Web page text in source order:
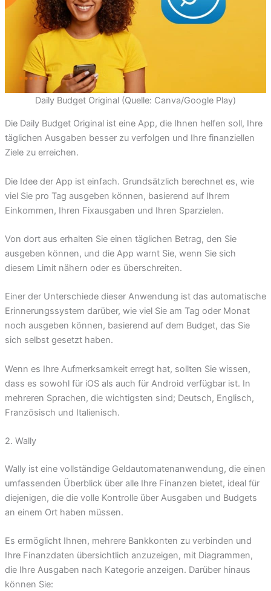
Daily Budget Original (Quelle: Canva/Google Play)
Die Daily Budget Original ist eine App, die Ihnen helfen soll, Ihre
täglichen Ausgaben besser zu verfolgen und Ihre finanziellen
Ziele zu erreichen.
Die Idee der App ist einfach. Grundsätzlich berechnet es, wie
viel Sie pro Tag ausgeben können, basierend auf Ihrem
Einkommen, Ihren Fixausgaben und Ihren Sparzielen.
Von dort aus erhalten Sie einen täglichen Betrag, den Sie
ausgeben können, und die App warnt Sie, wenn Sie sich
diesem Limit nähern oder es überschreiten.
Einer der Unterschiede dieser Anwendung ist das automatische
Erinnerungssystem darüber, wie viel Sie am Tag oder Monat
noch ausgeben können, basierend auf dem Budget, das Sie
sich selbst gesetzt haben.
Wenn es Ihre Aufmerksamkeit erregt hat, sollten Sie wissen,
dass es sowohl für iOS als auch für Android verfügbar ist. In
mehreren Sprachen, die wichtigsten sind; Deutsch, Englisch,
Französisch und Italienisch.
2. Wally
Wally ist eine vollständige Geldautomatenanwendung, die einen
umfassenden Überblick über alle Ihre Finanzen bietet, ideal für
diejenigen, die die volle Kontrolle über Ausgaben und Budgets
an einem Ort haben müssen.
Es ermöglicht Ihnen, mehrere Bankkonten zu verbinden und
Ihre Finanzdaten übersichtlich anzuzeigen, mit Diagrammen,
die Ihre Ausgaben nach Kategorie anzeigen. Darüber hinaus
können Sie: